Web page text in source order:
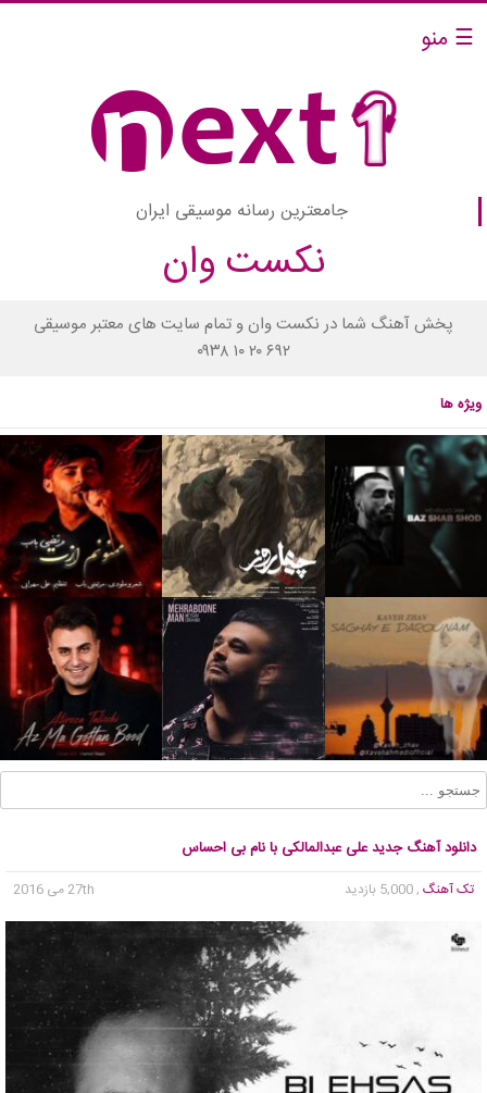
☰ منو
جامعترین رسانه موسیقی ایران
نکست وان
پخش آهنگ شما در نکست وان و تمام سایت های معتبر موسیقی
۰۹۳۸ ۱۰ ۲۰ ۶۹۲
ویژه ها
دانلود آهنگ جدید علی عبدالمالکی با نام بی احساس
تک آهنگ , 5,000 بازدید 27th می 2016